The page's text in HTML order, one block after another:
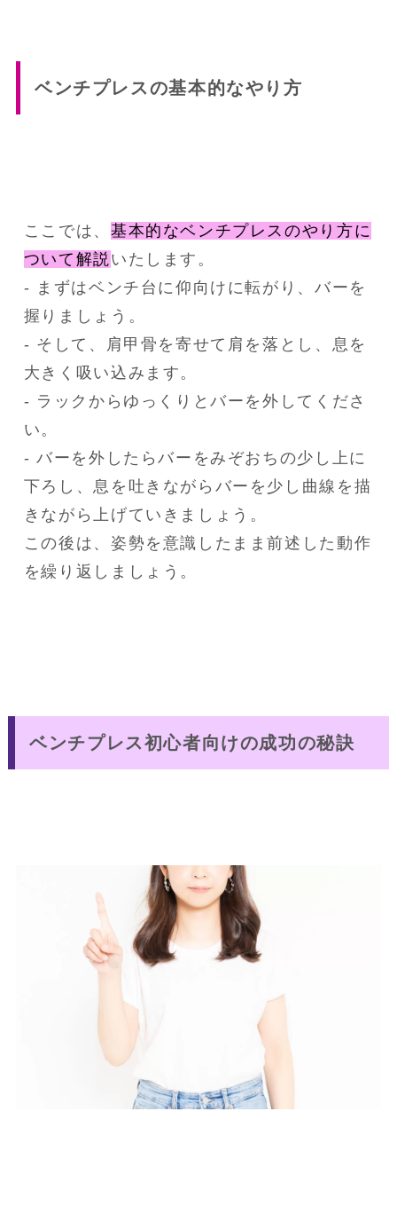
ベンチプレスの基本的なやり方
ここでは、 基本的なベンチプレスのやり方に
ついて解説 いたします。
- まずはベンチ台に仰向けに転がり、バーを
握りましょう。
- そして、肩甲骨を寄せて肩を落とし、息を
大きく吸い込みます。
- ラックからゆっくりとバーを外してくださ
い。
- バーを外したらバーをみぞおちの少し上に
下ろし、息を吐きながらバーを少し曲線を描
きながら上げていきましょう。
この後は、姿勢を意識したまま前述した動作
を繰り返しましょう。
ベンチプレス初心者向けの成功の秘訣